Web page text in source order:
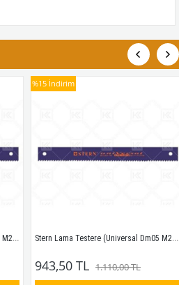
Stern Lama Testere (Universal Dm05 M2) 350x30x1.5 6 Diş Stern Lama Testere (Universal Dm05 M2) 400x32x1.6 8 Diş
943,50 TL
1.110,00 TL
%15 İndirim